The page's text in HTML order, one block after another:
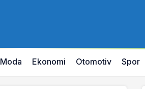
Moda Ekonomi Otomotiv Spor